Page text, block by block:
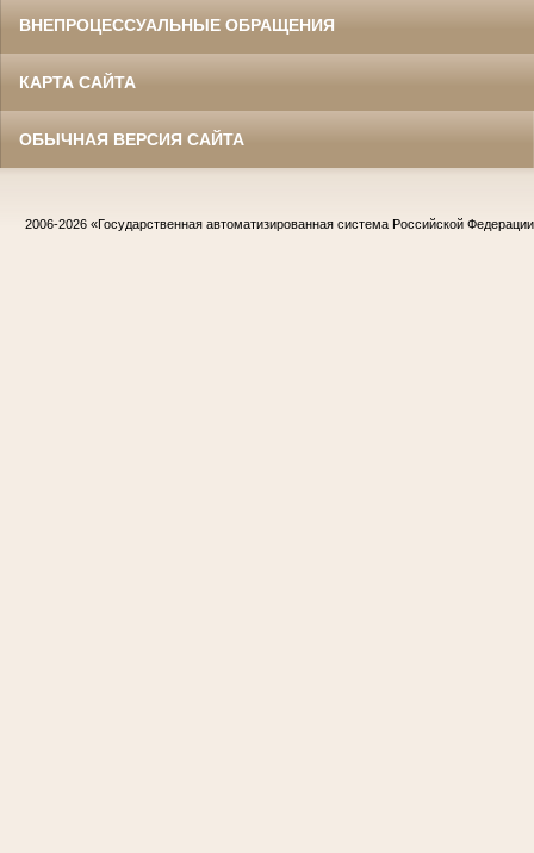
ВНЕПРОЦЕССУАЛЬНЫЕ ОБРАЩЕНИЯ
КАРТА САЙТА
ОБЫЧНАЯ ВЕРСИЯ САЙТА
2006-2026 «Государственная автоматизированная система Российской